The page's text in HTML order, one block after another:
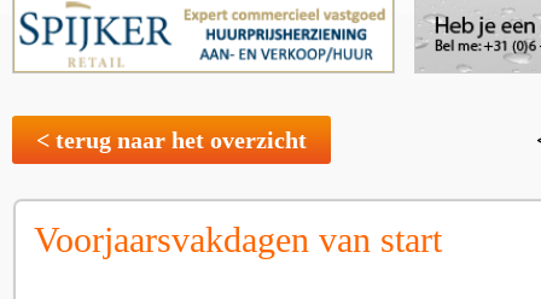
< terug naar het overzicht
Voorjaarsvakdagen van start